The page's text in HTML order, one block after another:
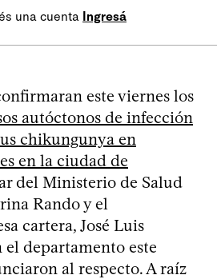
una cuenta Ingresá
este viernes los
autóctonos de infección
chikungunya en
en la ciudad de
del Ministerio de Salud
Rando y el
cartera, José Luis
departamento este
al respecto. A raíz